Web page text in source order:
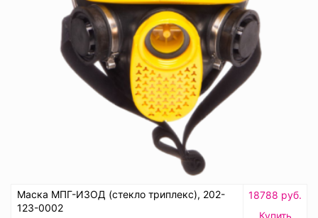
Маска МПГ-ИЗОД (стекло триплекс), 202-
123-0002
18788 руб.